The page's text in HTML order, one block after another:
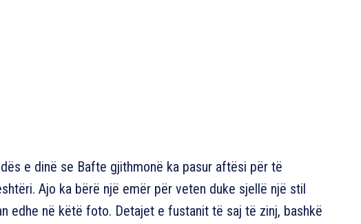
e dinë se Bafte gjithmonë ka pasur aftësi për të
Ajo ka bërë një emër për veten duke sjellë një stil
edhe në këtë foto. Detajet e fustanit të saj të zinj, bashkë